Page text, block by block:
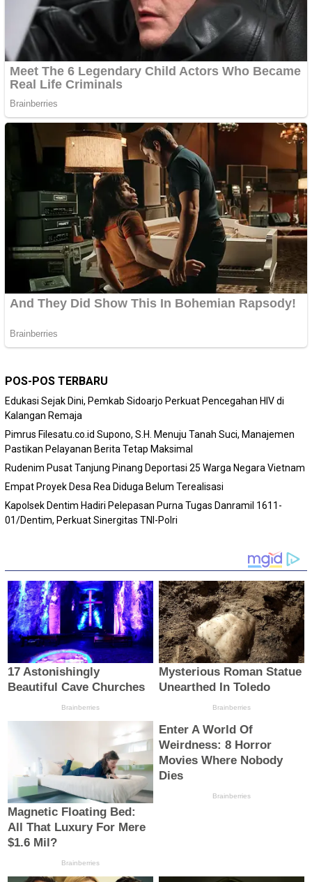
POS-POS TERBARU
Edukasi Sejak Dini, Pemkab Sidoarjo Perkuat Pencegahan HIV di
Kalangan Remaja
Pimrus Filesatu.co.id Supono, S.H. Menuju Tanah Suci, Manajemen
Pastikan Pelayanan Berita Tetap Maksimal
Rudenim Pusat Tanjung Pinang Deportasi 25 Warga Negara Vietnam
Empat Proyek Desa Rea Diduga Belum Terealisasi
Kapolsek Dentim Hadiri Pelepasan Purna Tugas Danramil 1611-
01/Dentim, Perkuat Sinergitas TNI-Polri